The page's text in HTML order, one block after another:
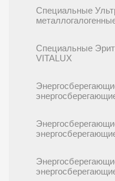
Специальные
Специальные
VITALUX